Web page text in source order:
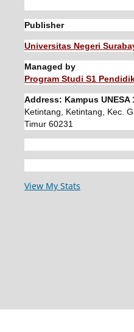
Publisher
Universitas Negeri
Managed by
Program Studi S1
Address: Kampus UNESA
Ketintang, Ketintang, Kec.
Timur 60231
View My Stats